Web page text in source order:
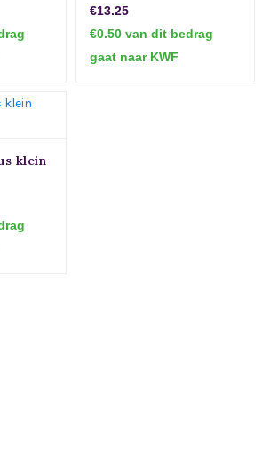
€13.25
€0.50 van dit bedrag
gaat naar KWF
klein